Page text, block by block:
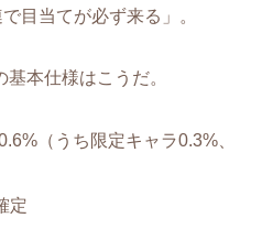
目当てが必ず来る」。
本仕様はこうだ。
（うち限定キャラ0.3%、
定